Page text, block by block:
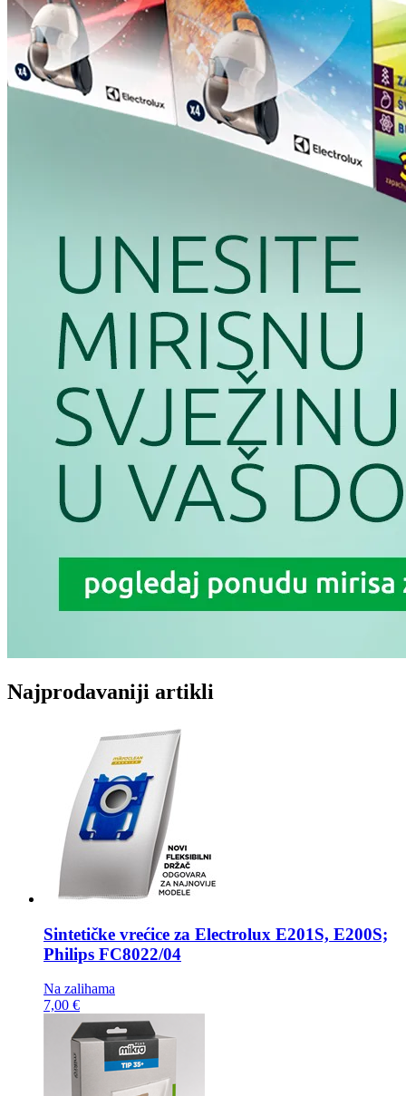
Najprodavaniji artikli
Sintetičke vrećice za Electrolux E201S, E200S;
Philips FC8022/04
Na zalihama
7,00 €